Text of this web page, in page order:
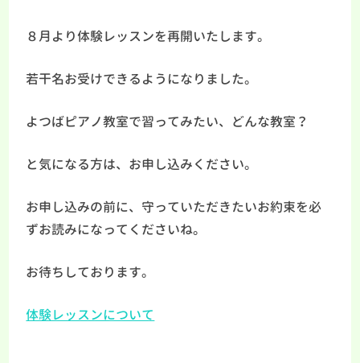
８月より体験レッスンを再開いたします。
若干名お受けできるようになりました。
よつばピアノ教室で習ってみたい、どんな教室？
と気になる方は、お申し込みください。
お申し込みの前に、守っていただきたいお約束を必
ずお読みになってくださいね。
お待ちしております。
体験レッスンについて